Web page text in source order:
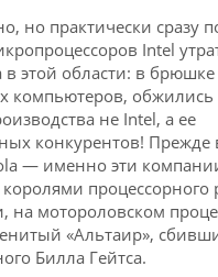
но практически сразу
Intel
в этой области: в
компьютеров, обжились
не Intel, а ее
конкурентов! Прежде
— именно эти
процессорного
на мотороловском
«Альтаир»,
Билла Гейтса.